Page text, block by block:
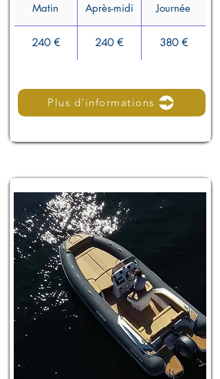
Matin Après-midi Journée
240 € 240 € 380 €
Plus d'informations